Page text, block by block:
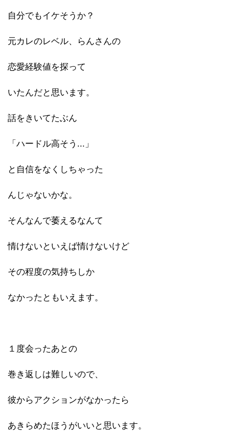
自分でもイケそうか？
元カレのレベル、らんさんの
恋愛経験値を探って
いたんだと思います。
話をきいてたぶん
「ハードル高そう...」
と自信をなくしちゃった
んじゃないかな。
そんなんで萎えるなんて
情けないといえば情けないけど
その程度の気持ちしか
なかったともいえます。
１度会ったあとの
巻き返しは難しいので、
彼からアクションがなかったら
あきらめたほうがいいと思います。